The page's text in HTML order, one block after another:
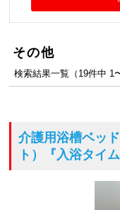
その他
検索結果一覧（19件中 1
介護用浴槽ベッ
ト）
『入浴タイ